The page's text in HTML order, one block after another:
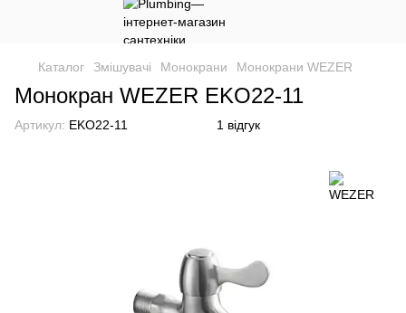
Каталог Змішувачі Монокрани Монокрани WEZER
Монокран WEZER EKO22-11
Артикул: EKO22-11 1 відгук